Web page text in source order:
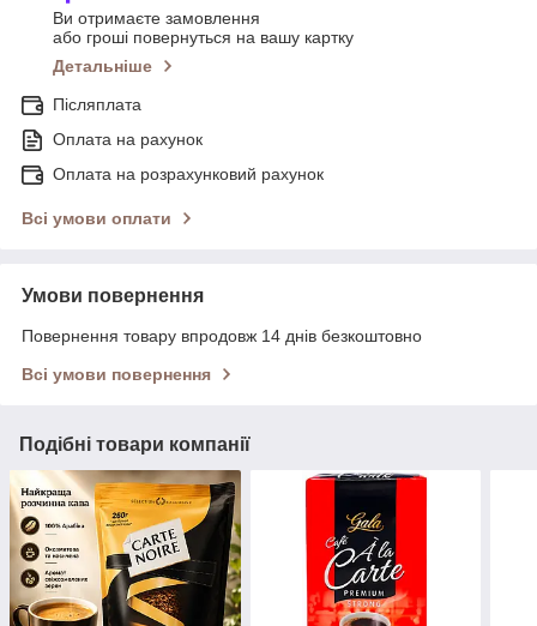
Ви отримаєте замовлення
або гроші повернуться на вашу картку
Детальніше
Післяплата
Оплата на рахунок
Оплата на розрахунковий рахунок
Всі умови оплати
Умови повернення
Повернення товару впродовж 14 днів безкоштовно
Всі умови повернення
Подібні товари компанії